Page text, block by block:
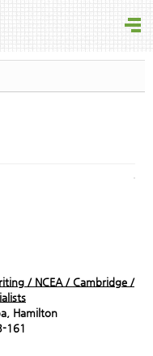
/ NCEA / Cambridge /
Hamilton
161
북5